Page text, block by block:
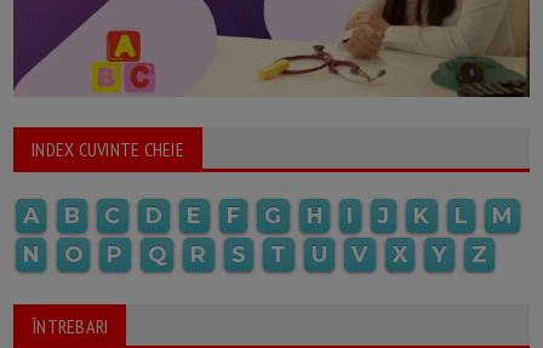
INDEX CUVINTE CHEIE
A B C D E F G H I J K L
M
N
O P Q R S T U V X Y Z
ÎNTREBARI